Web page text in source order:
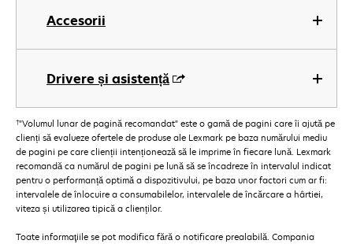
Accesorii
Drivere și asistență
†"Volumul lunar de pagină recomandat" este o gamă de pagini care îi ajută pe
clienți să evalueze ofertele de produse ale Lexmark pe baza numărului mediu
de pagini pe care clienții intenționează să le imprime în fiecare lună. Lexmark
recomandă ca numărul de pagini pe lună să se încadreze în intervalul indicat
pentru o performanță optimă a dispozitivului, pe baza unor factori cum ar fi:
intervalele de înlocuire a consumabilelor, intervalele de încărcare a hârtiei,
viteza și utilizarea tipică a clienților.
Toate informaţiile se pot modifica fără o notificare prealabilă. Compania